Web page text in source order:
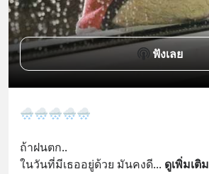
ฟังเลย
🌨🌨🌨🌨🌨
ถ้าฝนตก..
ในวันที่มีเธออยู่ด้วย มันคงดี... ดูเพิ่มเติม